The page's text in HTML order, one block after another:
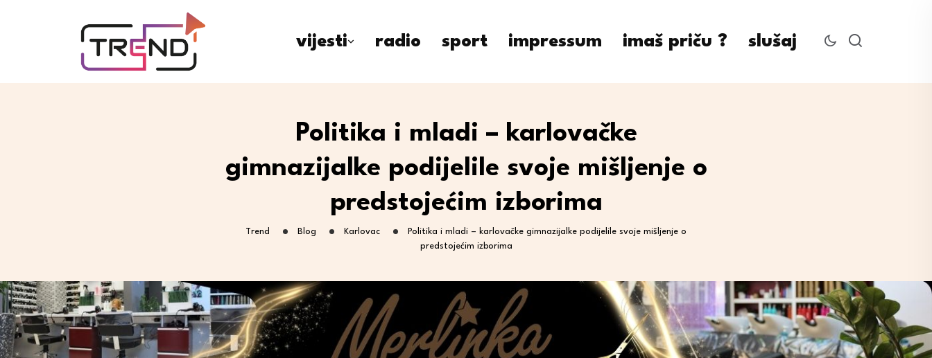
vijesti radio sport impressum imaš priču ? slušaj
Politika i mladi – karlovačke
gimnazijalke podijelile svoje mišljenje o
predstojećim izborima
Trend Blog Karlovac
Politika i mladi – karlovačke gimnazijalke podijelile svoje mišljenje o
predstojećim izborima